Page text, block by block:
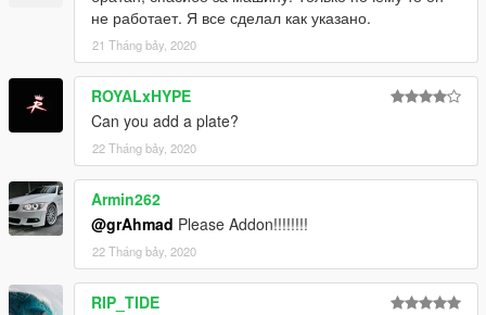
не работает. Я все сделал как указано.
21 Tháng bảy, 2020
ROYALxHYPE
Can you add a plate?
22 Tháng bảy, 2020
Armin262
@grAhmad Please Addon!!!!!!!!
22 Tháng bảy, 2020
RIP_TIDE